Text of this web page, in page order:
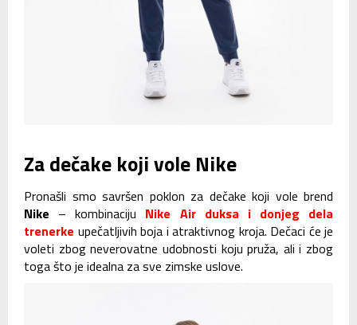
Za dečake koji vole Nike
Pronašli smo savršen poklon za dečake koji vole brend
Nike – kombinaciju Nike Air duksa i donjeg dela
trenerke upečatljivih boja i atraktivnog kroja. Dečaci će je
voleti zbog neverovatne udobnosti koju pruža, ali i zbog
toga što je idealna za sve zimske uslove.